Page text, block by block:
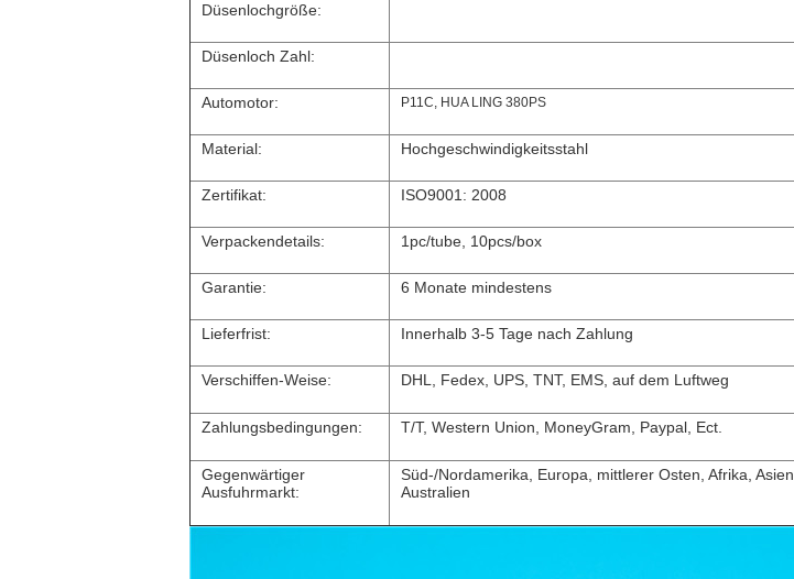
Düsenlochgröße:
Düsenloch Zahl:
Automotor: P11C, HUA LING 380PS
Material: Hochgeschwindigkeitsstahl
Zertifikat: ISO9001: 2008
Verpackendetails: 1pc/tube, 10pcs/box
Garantie: 6 Monate mindestens
Lieferfrist: Innerhalb 3-5 Tage nach Zahlung
Verschiffen-Weise: DHL, Fedex, UPS, TNT, EMS, auf dem Luftweg
Zahlungsbedingungen: T/T, Western Union, MoneyGram, Paypal, Ect.
Gegenwärtiger
Ausfuhrmarkt:
Süd-/Nordamerika, Europa, mittlerer Osten, Afrika, Asien,
Australien